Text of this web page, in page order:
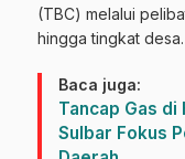
(TBC) melalui
hingga tingkat desa.
Baca juga:
Tancap Gas di
Sulbar Fokus